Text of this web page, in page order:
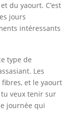
du yaourt. C’est
jours
intéressants
type de
Les
fibres, et le yaourt
veux tenir sur
journée qui